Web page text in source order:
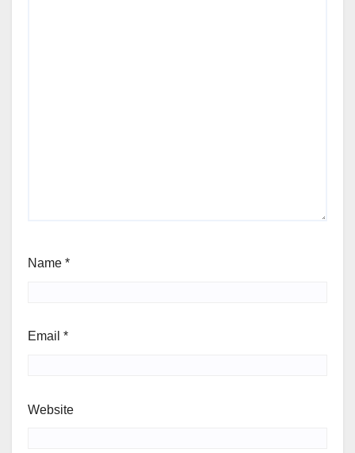
Name *
Email *
Website